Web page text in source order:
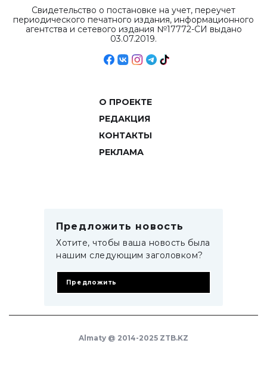
Свидетельство о постановке на учет, переучет
периодического печатного издания, информационного
агентства и сетевого издания №17772-СИ выдано
03.07.2019.
О ПРОЕКТЕ
РЕДАКЦИЯ
КОНТАКТЫ
РЕКЛАМА
Предложить новость
Хотите, чтобы ваша новость была
нашим следующим заголовком?
Предложить
Almaty @ 2014-2025 ZTB.KZ